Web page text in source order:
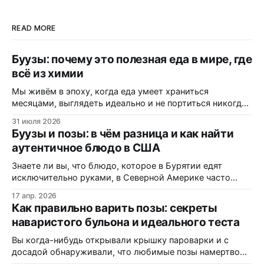
READ MORE
Буузы: почему это полезная еда в мире, где
всё из химии
Мы живём в эпоху, когда еда умеет храниться
месяцами, выглядеть идеально и не портиться никогда.
вкус. Полки магазинов забиты ультраобработанной
пищей: полуфабрикатами, лапшой быстрого
приготовления, «домашними» котлетами с составом на
пол-этикетки. А ведь есть блюдо, которому не нужны
консерванты, потому
31 июля 2026
Буузы и позы: в чём разница и как найти
аутентичное блюдо в США
Знаете ли вы, что блюдо, которое в Бурятии едят
исключительно руками, в Северной Америке часто
материале вы узнаете, почему одни называют их
«буузы», а другие — «позы», как диаспора адаптирует
рецепт под западные реалии, и где именно на трассах
Монтаны можно заказать свежую партию без
17 апр. 2026
Как правильно варить позы: секреты
наваристого бульона и идеального теста
Вы когда-нибудь открывали крышку пароварки и с
досадой обнаруживали, что любимые позы намертво